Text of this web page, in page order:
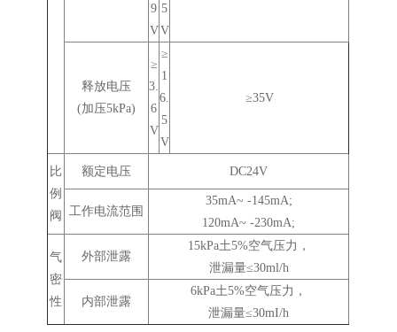
9
V
5
V
释放电压
(加压5kPa)
≥
3.
6
V
≥
1
6.
5
V
≥35V
比
例
阀
额定电压 DC24V
工作电流范围
35mA~ -145mA;
120mA~ -230mA;
气
密
性
外部泄露
15kPa土5%空气压力，
泄漏量≤30ml/h
内部泄露
6kPa土5%空气压力，
泄漏量≤30mI/h